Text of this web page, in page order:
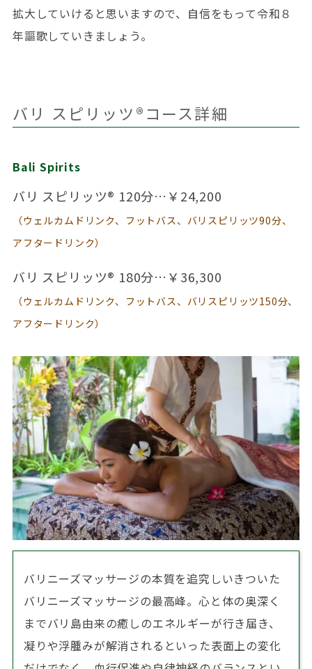
拡大していけると思いますので、自信をもって令和８
年謳歌していきましょう。
バリ スピリッツ®コース詳細
Bali Spirits
バリ スピリッツ® 120分…￥24,200
（ウェルカムドリンク、フットバス、バリスピリッツ90分、
アフタードリンク）
バリ スピリッツ® 180分…￥36,300
（ウェルカムドリンク、フットバス、バリスピリッツ150分、
アフタードリンク）
バリニーズマッサージの本質を追究しいきついた
バリニーズマッサージの最高峰。心と体の奥深く
までバリ島由来の癒しのエネルギーが行き届き、
凝りや浮腫みが解消されるといった表面上の変化